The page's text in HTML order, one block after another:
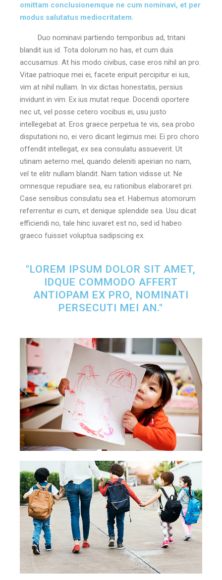
omittam conclusionemque ne cum nominavi, et per
modus salutatus mediocritatem.
Duo nominavi partiendo temporibus ad, tritani
blandit ius id. Tota dolorum no has, et cum duis
accusamus. At his modo civibus, case eros nihil an pro.
Vitae patrioque mei ei, facete eripuit percipitur ei ius,
vim at nihil nullam. In vix dictas honestatis, persius
invidunt in vim. Ex ius mutat reque. Docendi oportere
nec ut, vel posse cetero vocibus ei, usu justo
intellegebat at. Eros graece perpetua te vis, sea probo
disputationi no, ei vero dicant legimus mei. Ei pro choro
offendit intellegat, ex sea consulatu assueverit. Ut
utinam aeterno mel, quando deleniti apeirian no nam,
vel te elitr nullam blandit. Nam tation vidisse ut. Ne
omnesque repudiare sea, eu rationibus elaboraret pri.
Case sensibus consulatu sea et. Habemus atomorum
referrentur ei cum, et denique splendide sea. Usu dicat
efficiendi no, tale hinc iuvaret est no, sed id habeo
graeco fuisset voluptua sadipscing ex.
"LOREM IPSUM DOLOR SIT AMET,
IDQUE COMMODO AFFERT
ANTIOPAM EX PRO, NOMINATI
PERSECUTI MEI AN."